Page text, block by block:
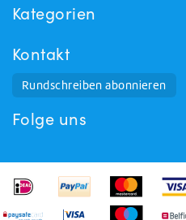
Kategorien
Kontakt
Rundschreiben abonnieren
Folge uns